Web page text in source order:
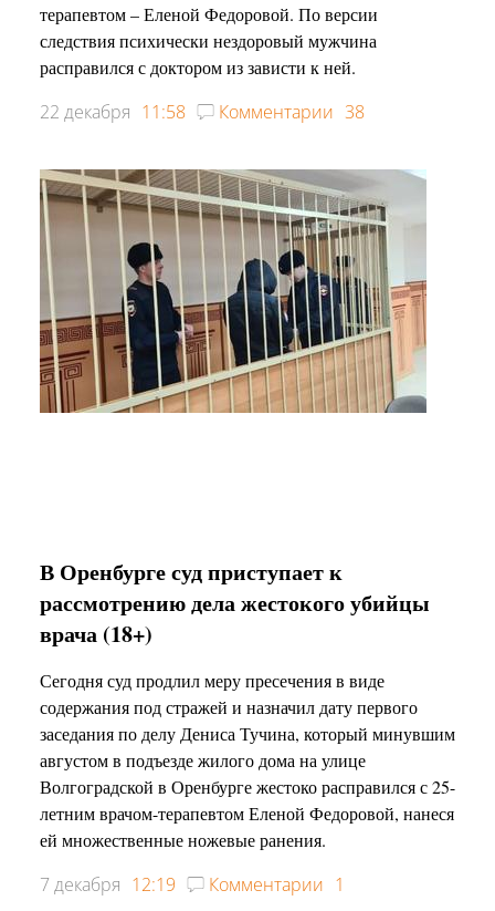
терапевтом – Еленой Федоровой. По версии
следствия психически нездоровый мужчина
расправился с доктором из зависти к ней.
22 декабря 11:58 Комментарии 38
В Оренбурге суд приступает к
рассмотрению дела жестокого убийцы
врача (18+)
Сегодня суд продлил меру пресечения в виде
содержания под стражей и назначил дату первого
заседания по делу Дениса Тучина, который минувшим
августом в подъезде жилого дома на улице
Волгоградской в Оренбурге жестоко расправился с 25-
летним врачом-терапевтом Еленой Федоровой, нанеся
ей множественные ножевые ранения.
7 декабря 12:19 Комментарии 1